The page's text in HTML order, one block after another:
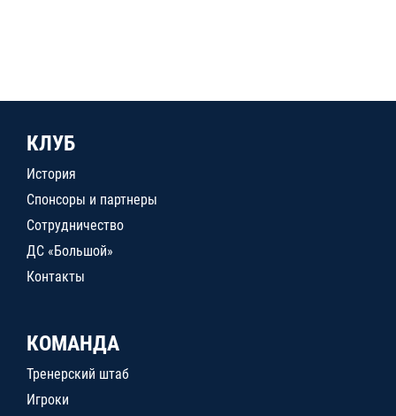
КЛУБ
История
Спонсоры и партнеры
Сотрудничество
ДС «Большой»
Контакты
КОМАНДА
Тренерский штаб
Игроки